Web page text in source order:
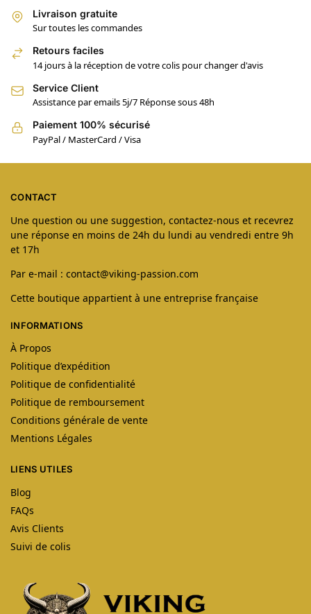
Livraison gratuite
Sur toutes les commandes
Retours faciles
14 jours à la réception de votre colis pour changer d'avis
Service Client
Assistance par emails 5j/7 Réponse sous 48h
Paiement 100% sécurisé
PayPal / MasterCard / Visa
CONTACT
Une question ou une suggestion, contactez-nous et recevrez
une réponse en moins de 24h du lundi au vendredi entre 9h
et 17h
Par e-mail : contact@viking-passion.com
Cette boutique appartient à une entreprise française
INFORMATIONS
À Propos
Politique d’expédition
Politique de confidentialité
Politique de remboursement
Conditions générale de vente
Mentions Légales
LIENS UTILES
Blog
FAQs
Avis Clients
Suivi de colis